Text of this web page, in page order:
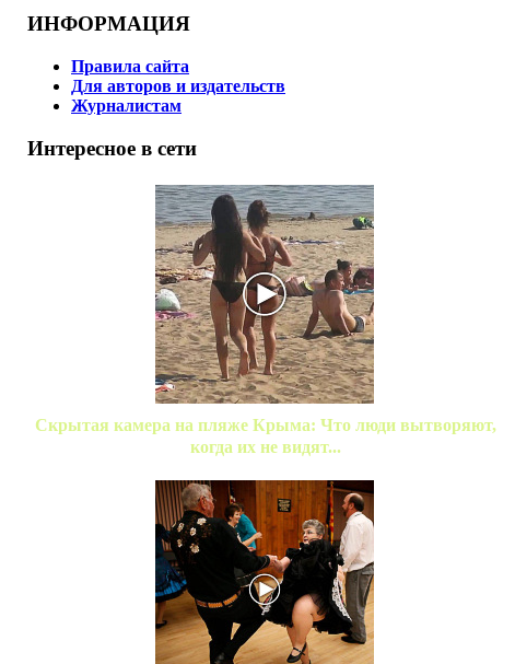
ИНФОРМАЦИЯ
Правила сайта
Для авторов и издательств
Журналистам
Интересное в сети
Скрытая камера на пляже Крыма: Что люди вытворяют,
когда их не видят...